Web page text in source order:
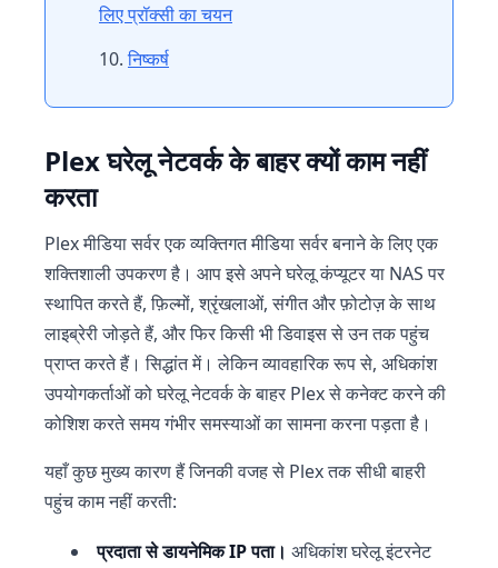
लिए प्रॉक्सी का चयन
निष्कर्ष
Plex घरेलू नेटवर्क के बाहर क्यों काम नहीं
करता
Plex मीडिया सर्वर एक व्यक्तिगत मीडिया सर्वर बनाने के लिए एक
शक्तिशाली उपकरण है। आप इसे अपने घरेलू कंप्यूटर या NAS पर
स्थापित करते हैं, फ़िल्मों, श्रृंखलाओं, संगीत और फ़ोटोज़ के साथ
लाइब्रेरी जोड़ते हैं, और फिर किसी भी डिवाइस से उन तक पहुंच
प्राप्त करते हैं। सिद्धांत में। लेकिन व्यावहारिक रूप से, अधिकांश
उपयोगकर्ताओं को घरेलू नेटवर्क के बाहर Plex से कनेक्ट करने की
कोशिश करते समय गंभीर समस्याओं का सामना करना पड़ता है।
यहाँ कुछ मुख्य कारण हैं जिनकी वजह से Plex तक सीधी बाहरी
पहुंच काम नहीं करती:
प्रदाता से डायनेमिक IP पता। अधिकांश घरेलू इंटरनेट